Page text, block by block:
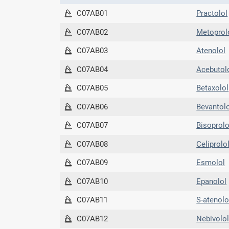
C07AB01 Practolol
C07AB02
C07AB03 Atenolol
C07AB04
C07AB05 Betaxolol
C07AB06
C07AB07 Bisoprolol
C07AB08 Celiprolol
C07AB09 Esmolol
C07AB10 Epanolol
C07AB11 S-atenolol
C07AB12 Nebivolol